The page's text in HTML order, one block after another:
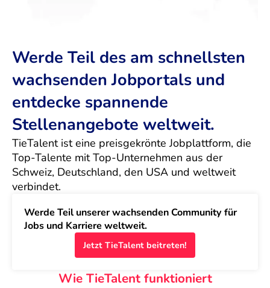
Werde Teil des am schnellsten
wachsenden Jobportals und
entdecke spannende
Stellenangebote weltweit.
TieTalent ist eine preisgekrönte Jobplattform, die
Top-Talente mit Top-Unternehmen aus der
Schweiz, Deutschland, den USA und weltweit
verbindet.
Werde Teil unserer wachsenden Community für
Jobs und Karriere weltweit.
Jetzt TieTalent beitreten!
Wie TieTalent funktioniert